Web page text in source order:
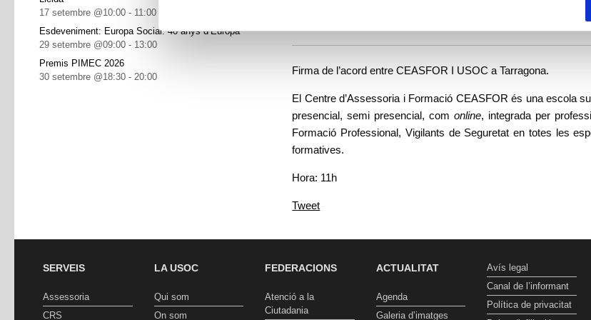
Conveni de col·laboració
Firma de l’acord entre CEASFOR I USOC a Tarragona.
El Centre d’Assessoria i Formació CEASFOR és una escola
presencial, semi presencial, comonline, integrada per
Formació Professional, Vigilants de Seguretat en totes les
formatives.
Hora: 11h
Tweet
17 setembre @10:00 - 11:00
Esdeveniment: Europa Social. 40 anys d’Europa
29 setembre @09:00 - 13:00
Premis PIMEC 2026
30 setembre @18:30 - 20:00
SERVEIS
Assessoria
CRS
LA USOC
Qui som
On som
FEDERACIONS
Atenció a la
Ciutadania
ACTUALITAT
Agenda
Galeria d’imatges
Avís legal
Canal de l’informant
Política de privacitat